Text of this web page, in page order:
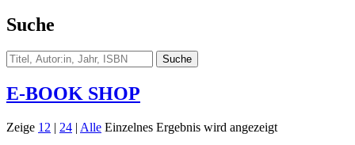
Suche
E-BOOK SHOP
Zeige 12 | 24 | Alle Einzelnes Ergebnis wird angezeigt